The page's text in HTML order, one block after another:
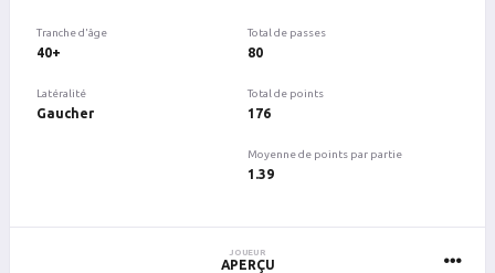
Tranche d'âge
40+
Latéralité
Gaucher
Total de passes
80
Total de points
176
Moyenne de points par partie
1.39
JOUEUR
APERÇU